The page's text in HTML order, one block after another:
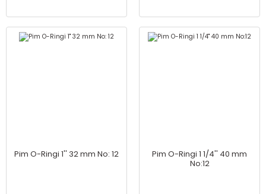
Pim O-Ringi 1'' 32 mm No: 12
Pim O-Ringi 1 1/4'' 40 mm
No:12